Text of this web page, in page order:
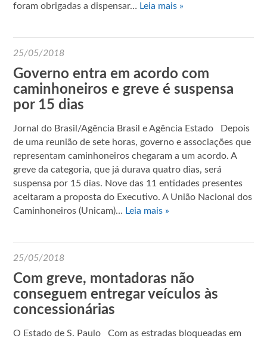
foram obrigadas a dispensar… Leia mais »
25/05/2018
Governo entra em acordo com
caminhoneiros e greve é suspensa
por 15 dias
Jornal do Brasil/Agência Brasil e Agência Estado Depois
de uma reunião de sete horas, governo e associações que
representam caminhoneiros chegaram a um acordo. A
greve da categoria, que já durava quatro dias, será
suspensa por 15 dias. Nove das 11 entidades presentes
aceitaram a proposta do Executivo. A União Nacional dos
Caminhoneiros (Unicam)… Leia mais »
25/05/2018
Com greve, montadoras não
conseguem entregar veículos às
concessionárias
O Estado de S. Paulo Com as estradas bloqueadas em